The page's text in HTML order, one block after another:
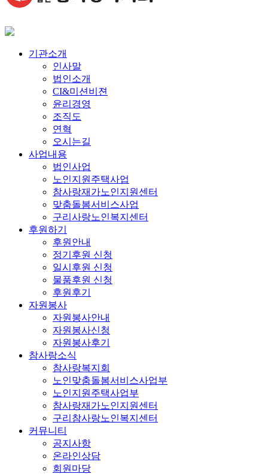
기관소개
인사말
법인소개
CI&미션비젼
윤리경영
조직도
연혁
오시는길
사업내용
법인사업
노인지원주택사업
참사랑재가노인지원센터
맞춤돌봄서비스사업
구리사랑노인복지센터
후원하기
후원안내
정기후원 신청
일시후원 신청
물품후원 신청
후원후기
자원봉사
자원봉사안내
자원봉사신청
자원봉사후기
참사랑소식
참사랑복지회
노인맞춤돌봄서비스사업부
노인지원주택사업부
참사랑재가노인지원센터
구리참사랑노인복지센터
커뮤니티
공지사항
온라인상담
회원마당